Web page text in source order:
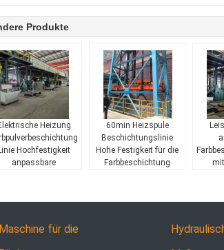
Produkte
Heizung
Hochfestigkeit
anpassbare
300 m/Min
60min Heizspule
Beschichtungslinie
Hohe Festigkeit für die
Farbbeschichtung
Maschine für die